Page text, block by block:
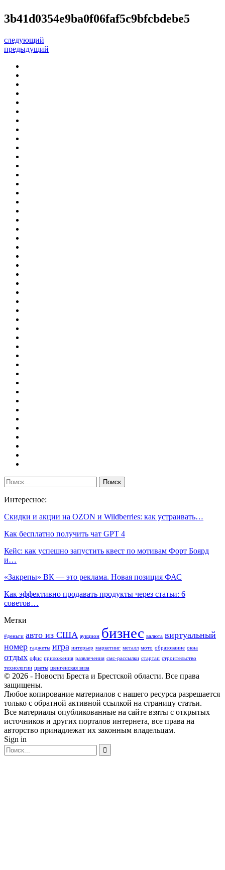
3b41d0354e9ba0f06faf5c9bfcbdebe5
следующий
предыдущий
Интересное:
Скидки и акции на OZON и Wildberries: как устраивать…
Как бесплатно получить чат GPT 4
Кейс: как успешно запустить квест по мотивам Форт Боярд
и…
«Закрепы» ВК — это реклама. Новая позиция ФАС
Как эффективно продавать продукты через статьи: 6
советов…
Метки
#деньги авто из США аукцион бизнес валюта виртуальный
номер гаджеты игра интерьер маркетинг металл мото образование окна
отдых офис приложения развлечения смс-рассылки стартап строительство
технологии цветы шенгенская виза
© 2026 - Новости Бреста и Брестской области. Все права
защищены.
Любое копирование материалов с нашего ресурса разрешается
только с обратной активной ссылкой на страницу статьи.
Все материалы опубликованные на сайте взяты с открытых
источников и других порталов интернета, все права на
авторство принадлежат их законным владельцам.
Sign in